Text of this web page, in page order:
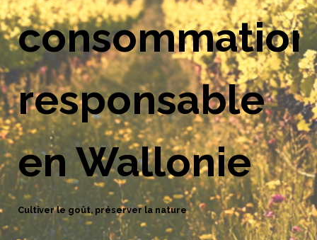
consommation
responsable
en Wallonie
Cultiver le goût, préserver la nature